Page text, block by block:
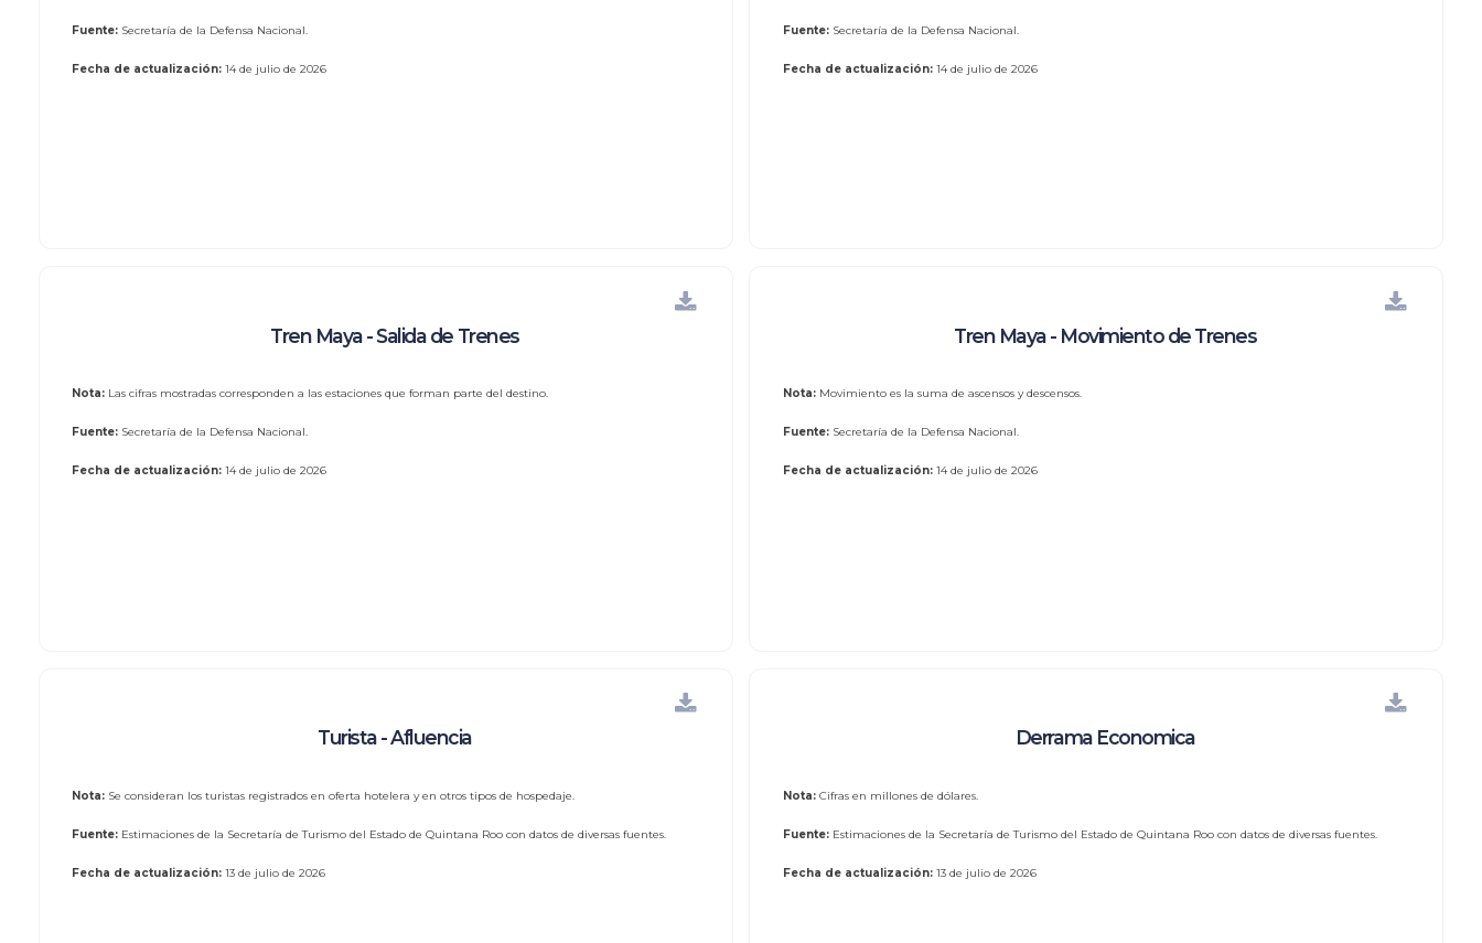
Fuente: Secretaría de la Defensa Nacional.
Fecha de actualización:14 de julio de 2026
Fuente: Secretaría de la Defensa Nacional.
Fecha de actualización: 14 de julio de 2026
Tren Maya - Salida de Trenes
Nota: Las cifras mostradas corresponden a las estaciones que forman parte del destino.
Fuente: Secretaría de la Defensa Nacional.
Fecha de actualización:14 de julio de 2026
Tren Maya - Movimiento de Trenes
Nota: Movimiento es la suma de ascensos y descensos.
Fuente: Secretaría de la Defensa Nacional.
Fecha de actualización: 14 de julio de 2026
Turista - Afluencia
Nota: Se consideran los turistas registrados en oferta hotelera y en otros tipos de hospedaje.
Fuente: Estimaciones de la Secretaría de Turismo del Estado de Quintana Roo con datos de diversas fuentes.
Fecha de actualización:13 de julio de 2026
Derrama Economica
Nota: Cifras en millones de dólares.
Fuente: Estimaciones de la Secretaría de Turismo del Estado de Quintana Roo con datos de diversas fuentes.
Fecha de actualización: 13 de julio de 2026